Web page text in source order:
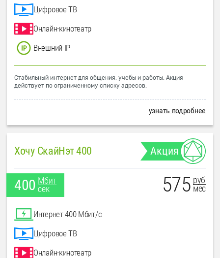
Цифровое ТВ
Онлайн-кинотеатр
Внешний IP
Стабильный интернет для общения, учебы и работы. Акция
действует по ограниченному списку адресов.
узнать подробнее
Хочу СкайНэт 400 Акция
400 Мбит
сек
575 руб
мес
Интернет 400 Мбит/с
Цифровое ТВ
Онлайн-кинотеатр